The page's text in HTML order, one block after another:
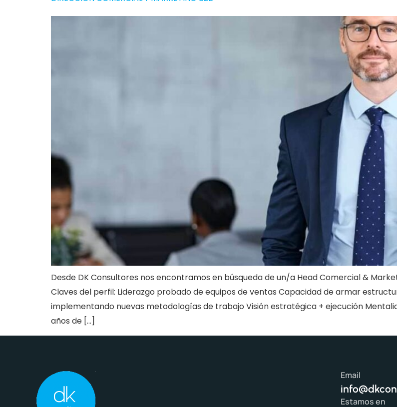
Desde DK Consultores nos encontramos en búsqueda de un/a Head Comercial &
Claves del perfil: Liderazgo probado de equipos de ventas Capacidad de armar
implementando nuevas metodologías de trabajo Visión estratégica + ejecución
años de […]
Email
Estamos en